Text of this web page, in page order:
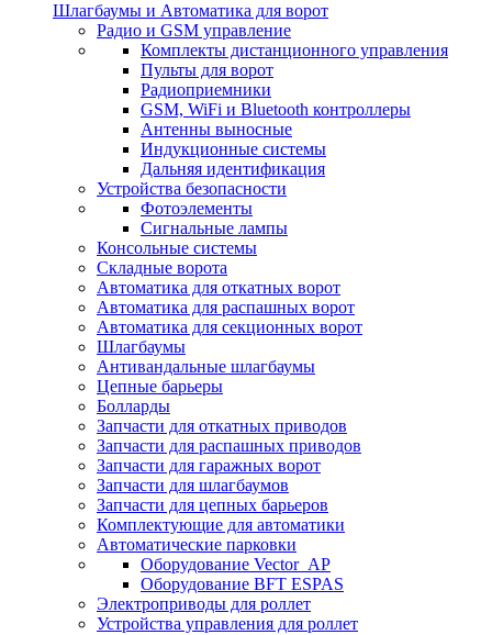
Шлагбаумы и Автоматика для ворот
Радио и GSM управление
Комплекты дистанционного управления
Пульты для ворот
Радиоприемники
GSM, WiFi и Bluetooth контроллеры
Антенны выносные
Индукционные системы
Дальняя идентификация
Устройства безопасности
Фотоэлементы
Сигнальные лампы
Консольные системы
Складные ворота
Автоматика для откатных ворот
Автоматика для распашных ворот
Автоматика для секционных ворот
Шлагбаумы
Антивандальные шлагбаумы
Цепные барьеры
Болларды
Запчасти для откатных приводов
Запчасти для распашных приводов
Запчасти для гаражных ворот
Запчасти для шлагбаумов
Запчасти для цепных барьеров
Комплектующие для автоматики
Автоматические парковки
Оборудование Vector_AP
Оборудование BFT ESPAS
Электроприводы для роллет
Устройства управления для роллет